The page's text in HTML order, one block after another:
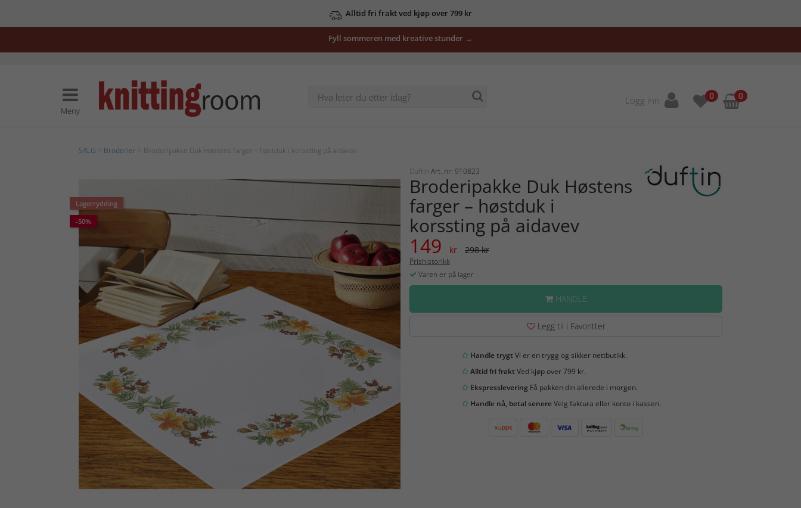
Alltid fri frakt ved kjøp over 799 kr
Fyll sommeren med kreative stunder →
Meny
Logg inn 0 0
SALG Broderier > Broderipakke Duk Høstens farger – høstduk i korssting på aidavev
Lagerrydding
-50%
Duftin Art. nr: 910823
Broderipakke Duk Høstens
farger – høstduk i
korssting på aidavev
149 kr 298 kr
Prishistorikk
Varen er på lager
HANDLE
Legg til i Favoritter
Handle trygtVi er en trygg og sikker nettbutikk.
Alltid fri fraktVed kjøp over 799 kr.
EkspressleveringFå pakken din allerede i morgen.
Handle nå, betal senereVelg faktura eller konto i kassen.